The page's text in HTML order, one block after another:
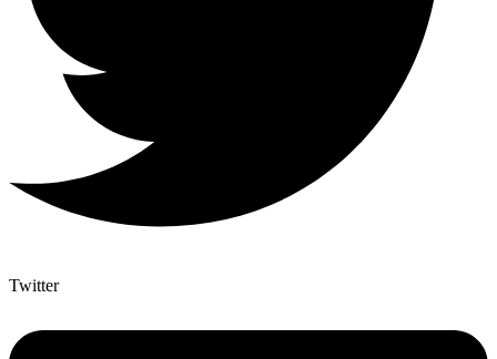
Twitter